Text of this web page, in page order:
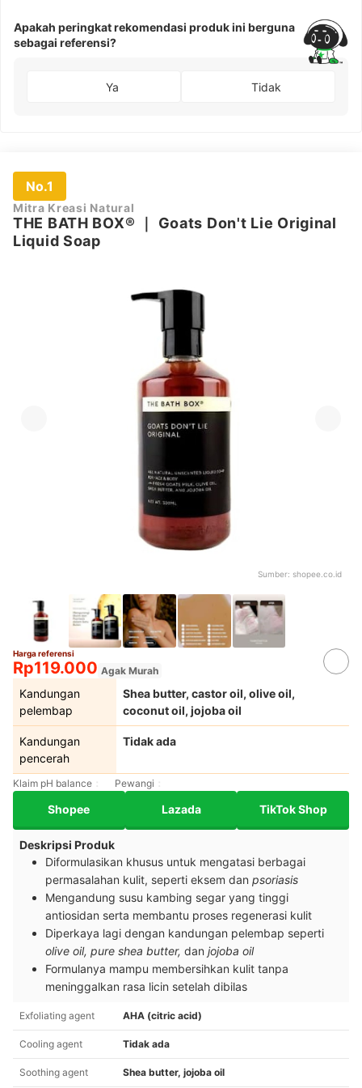
Apakah peringkat rekomendasi produk ini berguna
sebagai referensi?
Ya Tidak
No.1
Mitra Kreasi Natural
THE BATH BOX®
Goats Don't Lie Original
Liquid Soap
Sumber: shopee.co.id
Harga referensi
Rp119.000 Agak Murah
Kandungan
pelembap
Shea butter, castor oil, olive oil,
coconut oil, jojoba oil
Kandungan
pencerah
Tidak ada
Klaim pH balance Pewangi
Shopee Lazada TikTok Shop
Deskripsi Produk
Diformulasikan khusus untuk mengatasi berbagai
permasalahan kulit, seperti eksem dan psoriasis
Mengandung susu kambing segar yang tinggi
antiosidan serta membantu proses regenerasi kulit
Diperkaya lagi dengan kandungan pelembap seperti
olive oil, pure shea butter, dan jojoba oil
Formulanya mampu membersihkan kulit tanpa
meninggalkan rasa licin setelah dibilas
Exfoliating agent AHA (citric acid)
Cooling agent Tidak ada
Soothing agent Shea butter, jojoba oil